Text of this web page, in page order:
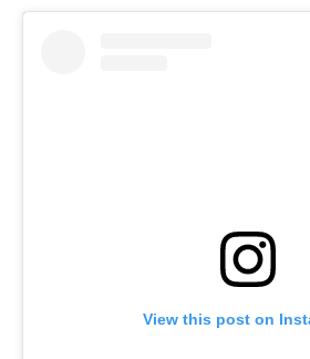
View this post on